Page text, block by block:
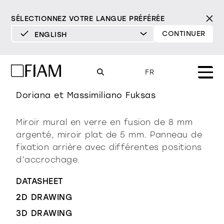
SÉLECTIONNEZ VOTRE LANGUE PRÉFÉRÉE
ENGLISH
ENGLISH
ITALIANO
CONTINUER
FR
Pur
DÉTERMINÉ
miroirs
tv miroirs
vitrines et buffets
systèmes
Produits
tous les produits
Miroirs
TV Miroirs
Design
revendeurs
rosy
Doriana et Massimiliano Fuksas
Miroir mural en verre en fusion de 8 mm
argenté, miroir plat de 5 mm. Panneau de
fixation arrière avec différentes positions
d’accrochage.
DATASHEET
2D DRAWING
3D DRAWING